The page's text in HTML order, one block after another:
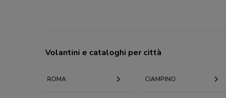
Volantini e cataloghi per città
ROMA CIAMPINO